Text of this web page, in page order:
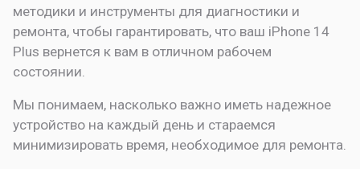
методики и инструменты для диагностики и
ремонта, чтобы гарантировать, что ваш iPhone 14
Plus вернется к вам в отличном рабочем
состоянии.
Мы понимаем, насколько важно иметь надежное
устройство на каждый день и стараемся
минимизировать время, необходимое для ремонта.